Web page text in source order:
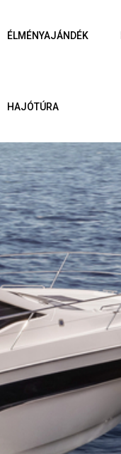
ÉLMÉNYAJÁNDÉK
HAJÓTÚRA